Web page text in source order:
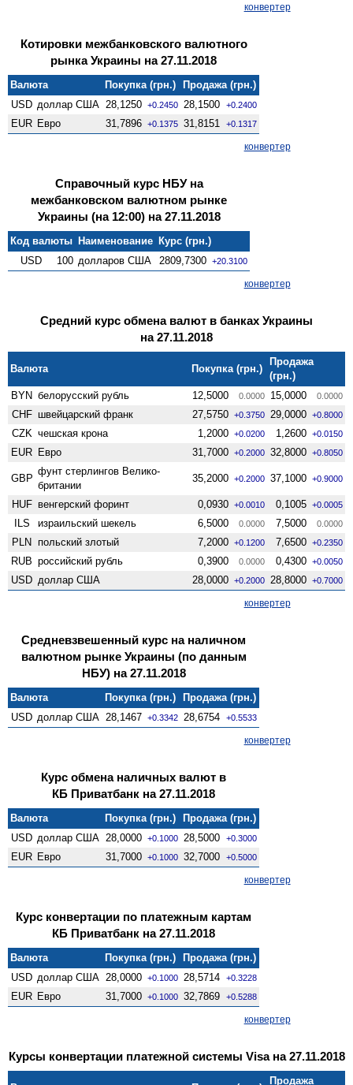
конвертер
Котировки межбанковского валютного
рынка Украины на 27.11.2018
Валюта Покупка (грн.)
Продажа (грн.)
USD доллар США 28,1250 +0.2450 28,1500 +0.2400
EUR Евро 31,7896 +0.1375 31,8151 +0.1317
конвертер
Справочный курс НБУ на
межбанковском валютном рынке
Украины (на 12:00) на 27.11.2018
Код валюты Наименование Курс (грн.)
USD
100 долларов США 2809,7300 +20.3100
конвертер
Средний курс обмена валют в банках Украины
на 27.11.2018
Валюта Покупка (грн.)
Продажа
(грн.)
BYN белорусский рубль 12,5000 0.0000 15,0000 0.0000
CHF швейцарский франк 27,5750 +0.3750 29,0000 +0.8000
CZK чешская крона 1,2000 +0.0200 1,2600 +0.0150
EUR Евро 31,7000 +0.2000 32,8000 +0.8050
GBP
фунт стерлингов Велико­
британии
35,2000 +0.2000 37,1000 +0.9000
HUF венгерский форинт 0,0930 +0.0010 0,1005 +0.0005
ILS израильский шекель 6,5000 0.0000 7,5000 0.0000
PLN польский злотый 7,2000 +0.1200 7,6500 +0.2350
RUB российский рубль 0,3900 0.0000 0,4300 +0.0050
USD доллар США 28,0000 +0.2000 28,8000 +0.7000
конвертер
Средневзвешенный курс на наличном
валютном рынке Украины (по данным
НБУ) на 27.11.2018
Валюта Покупка (грн.)
Продажа (грн.)
USD доллар США 28,1467 +0.3342 28,6754 +0.5533
конвертер
Курс обмена наличных валют в
КБ Приватбанк на 27.11.2018
Валюта Покупка (грн.)
Продажа (грн.)
USD доллар США 28,0000 +0.1000 28,5000 +0.3000
EUR Евро 31,7000 +0.1000 32,7000 +0.5000
конвертер
Курс конвертации по платежным картам
КБ Приватбанк на 27.11.2018
Валюта Покупка (грн.)
Продажа (грн.)
USD доллар США 28,0000 +0.1000 28,5714 +0.3228
EUR Евро 31,7000 +0.1000 32,7869 +0.5288
конвертер
Курсы конвертации платежной системы Visa на 27.11.2018
Продажа